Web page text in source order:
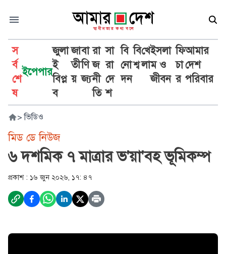
স
র্ব
শে
ষ
ইপেপার
জুলা
ই
বিপ্ল
ব
জা
তী
য়
বা
ণি
জ্য
রা
জ
নী
তি
সা
রা
দে
শ
বি
নো
দন
বি
শ্ব
খে
লা
ইসলা
ম ও
জীবন
ফি
চা
র
আমার
দেশ
পরিবার
> ভিডিও
মিড ডে নিউজ
৬ দশমিক ৭ মাত্রার ভ'য়া'বহ ভূমিকম্প
প্রকাশ : ১৬ জুন ২০২৬, ১৭: ৪৭